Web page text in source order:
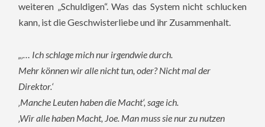
weiteren „Schuldigen“. Was das System nicht schlucken
kann, ist die Geschwisterliebe und ihr Zusammenhalt.
„‚… Ich schlage mich nur irgendwie durch.
Mehr können wir alle nicht tun, oder?Nicht mal der
Direktor.‘
‚Manche Leuten haben die Macht‘, sage ich.
‚Wir alle haben Macht, Joe. Man muss sie nur zu nutzen